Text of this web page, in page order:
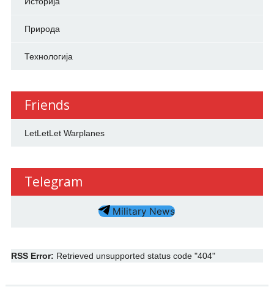
Природа
Технологија
Friends
LetLetLet Warplanes
Telegram
Military News
RSS Error: Retrieved unsupported status code "404"